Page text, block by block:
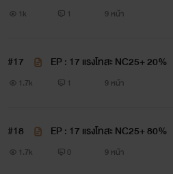
1k 1 9 หน้า
#17 EP : 17 แรงโทสะ NC25+ 20%
1.7k 1 9 หน้า
#18 EP : 17 แรงโทสะ NC25+ 80%
1.7k 0 9 หน้า